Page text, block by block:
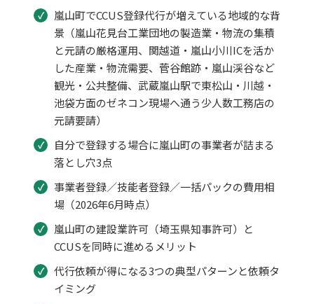
嵐山町でCCUS登録代行が増えている地域的な背
景（嵐山花見台工業団地の製造業・物流の集積
と元請の厳格運用、関越道・嵐山小川ICを活か
した産業・物流需要、菅谷館跡・嵐山渓谷など
観光・公共整備、武蔵嵐山駅で東松山・川越・
池袋方面のゼネコン現場へ通う少人数工務店の
元請要請）
自分で登録する場合に嵐山町の事業者が詰まる
落とし穴3点
事業者登録／技能者登録／一括パックの費用相
場（2026年6月時点）
嵐山町の建設業許可（埼玉県知事許可）と
CCUSを同時に進めるメリット
代行依頼が得になる3つの典型パターンと依頼タ
イミング